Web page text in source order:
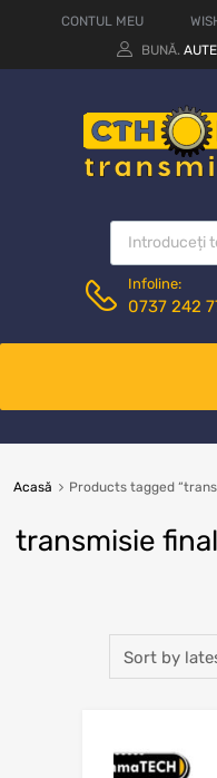
CONTUL MEU
BUNĂ.
Infoline:
0737 242
Acasă Products tagged
transmisie